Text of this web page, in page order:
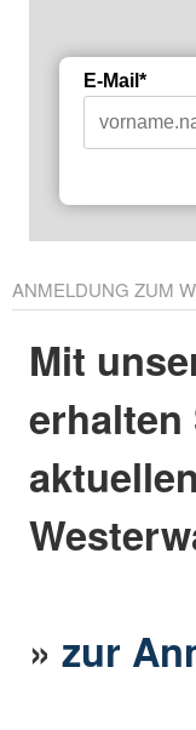
E-Mail*
ANMELDUNG ZUM
Mit
»zur